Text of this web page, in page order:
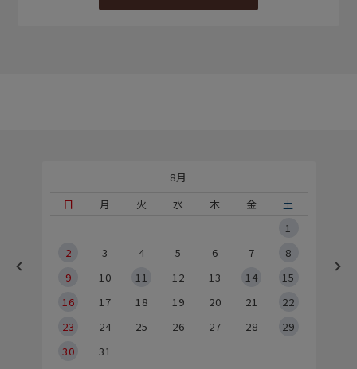
8月
日
月 火 水 木 金
土
1
2
3 4 5 6 7
8
9
10 11 12 13 14
15
16
17 18 19 20 21
22
23
24 25 26 27 28
29
30
31